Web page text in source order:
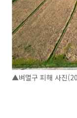
▲벼멸구 피해 사진